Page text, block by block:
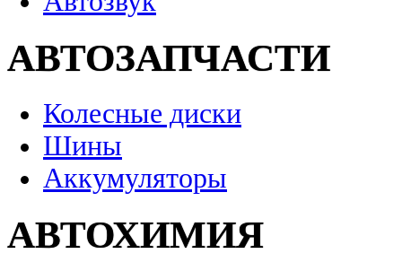
АВТОЗАПЧАСТИ
Колесные диски
Шины
Аккумуляторы
АВТОХИМИЯ